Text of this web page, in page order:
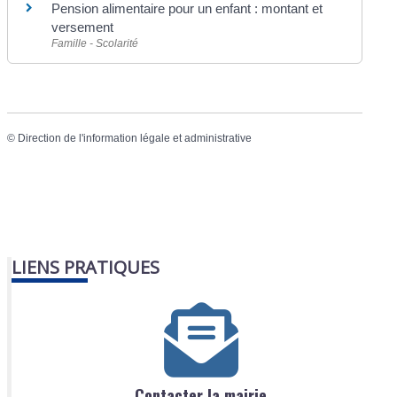
Pension alimentaire pour un enfant : montant et
versement
Famille - Scolarité
© Direction de l'information légale et administrative
LIENS PRATIQUES